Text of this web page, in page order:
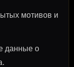
мотивов и
данные о